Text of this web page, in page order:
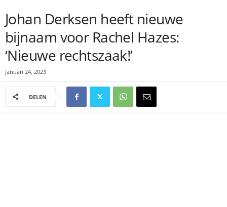
Johan Derksen heeft nieuwe
bijnaam voor Rachel Hazes:
‘Nieuwe rechtszaak!’
januari 24, 2023
DELEN